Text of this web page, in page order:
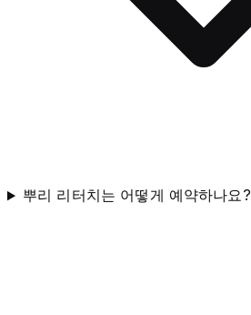
뿌리 리터치는 어떻게 예약하나요?